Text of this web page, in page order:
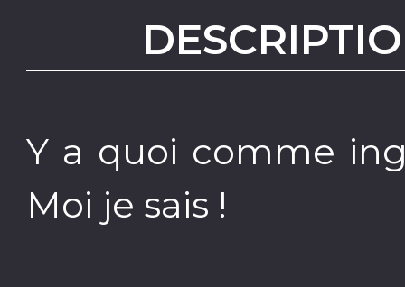
Y a quoi comme
Moi je sais !